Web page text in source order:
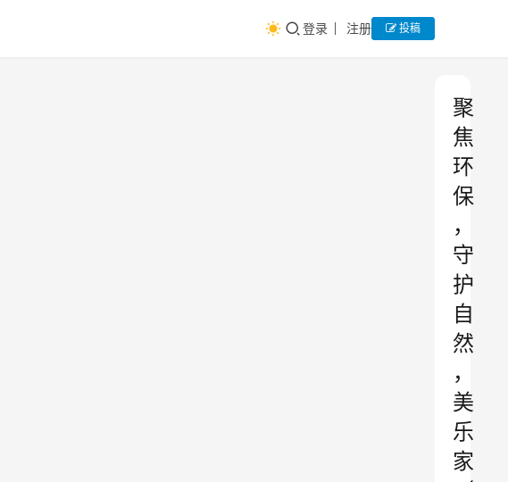
登录 注册 投稿
聚
焦
环
保
，
守
护
自
然
，
美
乐
家